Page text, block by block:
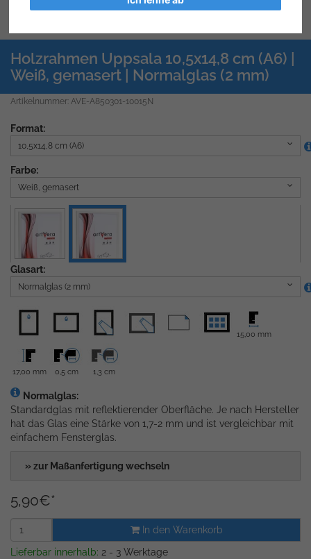
Previous Next
Holzrahmen Uppsala 10,5x14,8 cm (A6) |
Weiß, gemasert | Normalglas (2 mm)
Artikelnummer: AVE-A850301-10015N
Format:
10,5x14,8 cm (A6)
Farbe:
Weiß, gemasert
Glasart:
Normalglas (2 mm)
15,00 mm
17,00 mm 0,5 cm 1,3 cm
Normalglas:
Standardglas mit reflektierender Oberfläche. Je nach Hersteller
hat das Glas eine Stärke von 1,7-2 mm und ist vergleichbar mit
einfachem Fensterglas.
» zur Maßanfertigung wechseln
5,90€*
In den Warenkorb
Lieferbar innerhalb: 2 - 3 Werktage